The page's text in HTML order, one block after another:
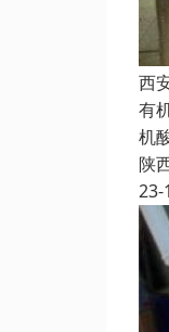
西
有
机
陕
23-